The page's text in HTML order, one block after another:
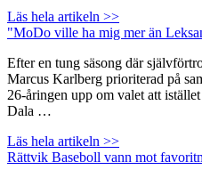
Läs hela artikeln >>
"MoDo ville ha mig mer än
Efter en tung säsong där
Marcus Karlberg prioriterad på
26-åringen upp om valet att
Dala …
Läs hela artikeln >>
Rättvik Baseboll vann mot